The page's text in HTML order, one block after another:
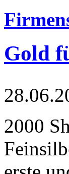
Gold
2000